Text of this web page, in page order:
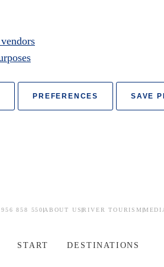
PREFERENCES SAVE
858 550 ABOUT US RIVER TOURISM
START DESTINATIONS